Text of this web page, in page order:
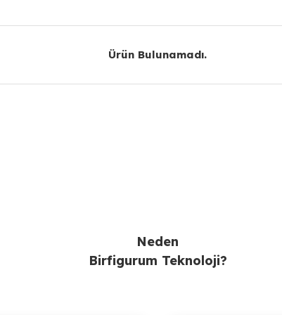
Ürün Bulunamadı.
Neden
Birfigurum Teknoloji?